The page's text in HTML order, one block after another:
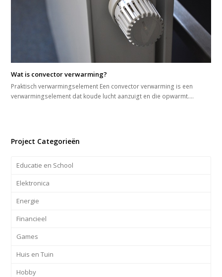
Wat is convector verwarming?
Praktisch verwarmingselement Een convector verwarming is een
verwarmingselement dat koude lucht aanzuigt en die opwarmt.…
Project Categorieën
Educatie en School
Elektronica
Energie
Financieel
Games
Huis en Tuin
Hobby